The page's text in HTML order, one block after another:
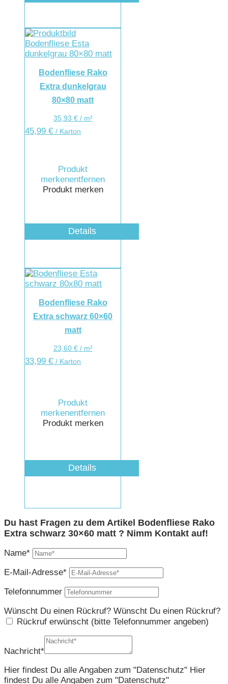
Bodenfliese Rako
Extra dunkelgrau
80×80 matt
35,93 €/ m²
45,99 € / Karton
Produkt
merkenentfernen
Produkt merken
Details
Bodenfliese Rako
Extra schwarz 60×60
matt
23,60 €/ m²
33,99 € / Karton
Produkt
merkenentfernen
Produkt merken
Details
Du hast Fragen zu dem Artikel Bodenfliese Rako
Extra schwarz 30×60 matt ? Nimm Kontakt auf!
Name*
E-Mail-Adresse*
Telefonnummer
Wünscht Du einen Rückruf? Wünscht Du einen Rückruf?
Rückruf erwünscht (bitte Telefonnummer angeben)
Nachricht*
Hier findest Du alle Angaben zum "Datenschutz" Hier
findest Du alle Angaben zum "Datenschutz"